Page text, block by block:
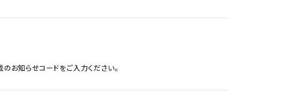
お知らせコードをご入力ください。